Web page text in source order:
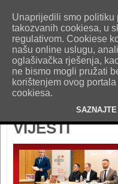
O nama Kontakt
Pošaljite nam vijest!
VIJESTI
Unaprijedili smo politiku
takozvanih cookiesa, u
regulativom. Cookiese
našu online uslugu,
oglašivačka rješenja,
ne bismo mogli pružati
korištenjem ovog
cookiesa.